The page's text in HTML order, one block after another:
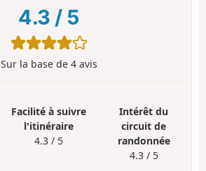
4.3 / 5
Sur la base de 4 avis
Facilité à suivre
l'itinéraire
4.3 / 5
Intérêt du
circuit de
randonnée
4.3 / 5